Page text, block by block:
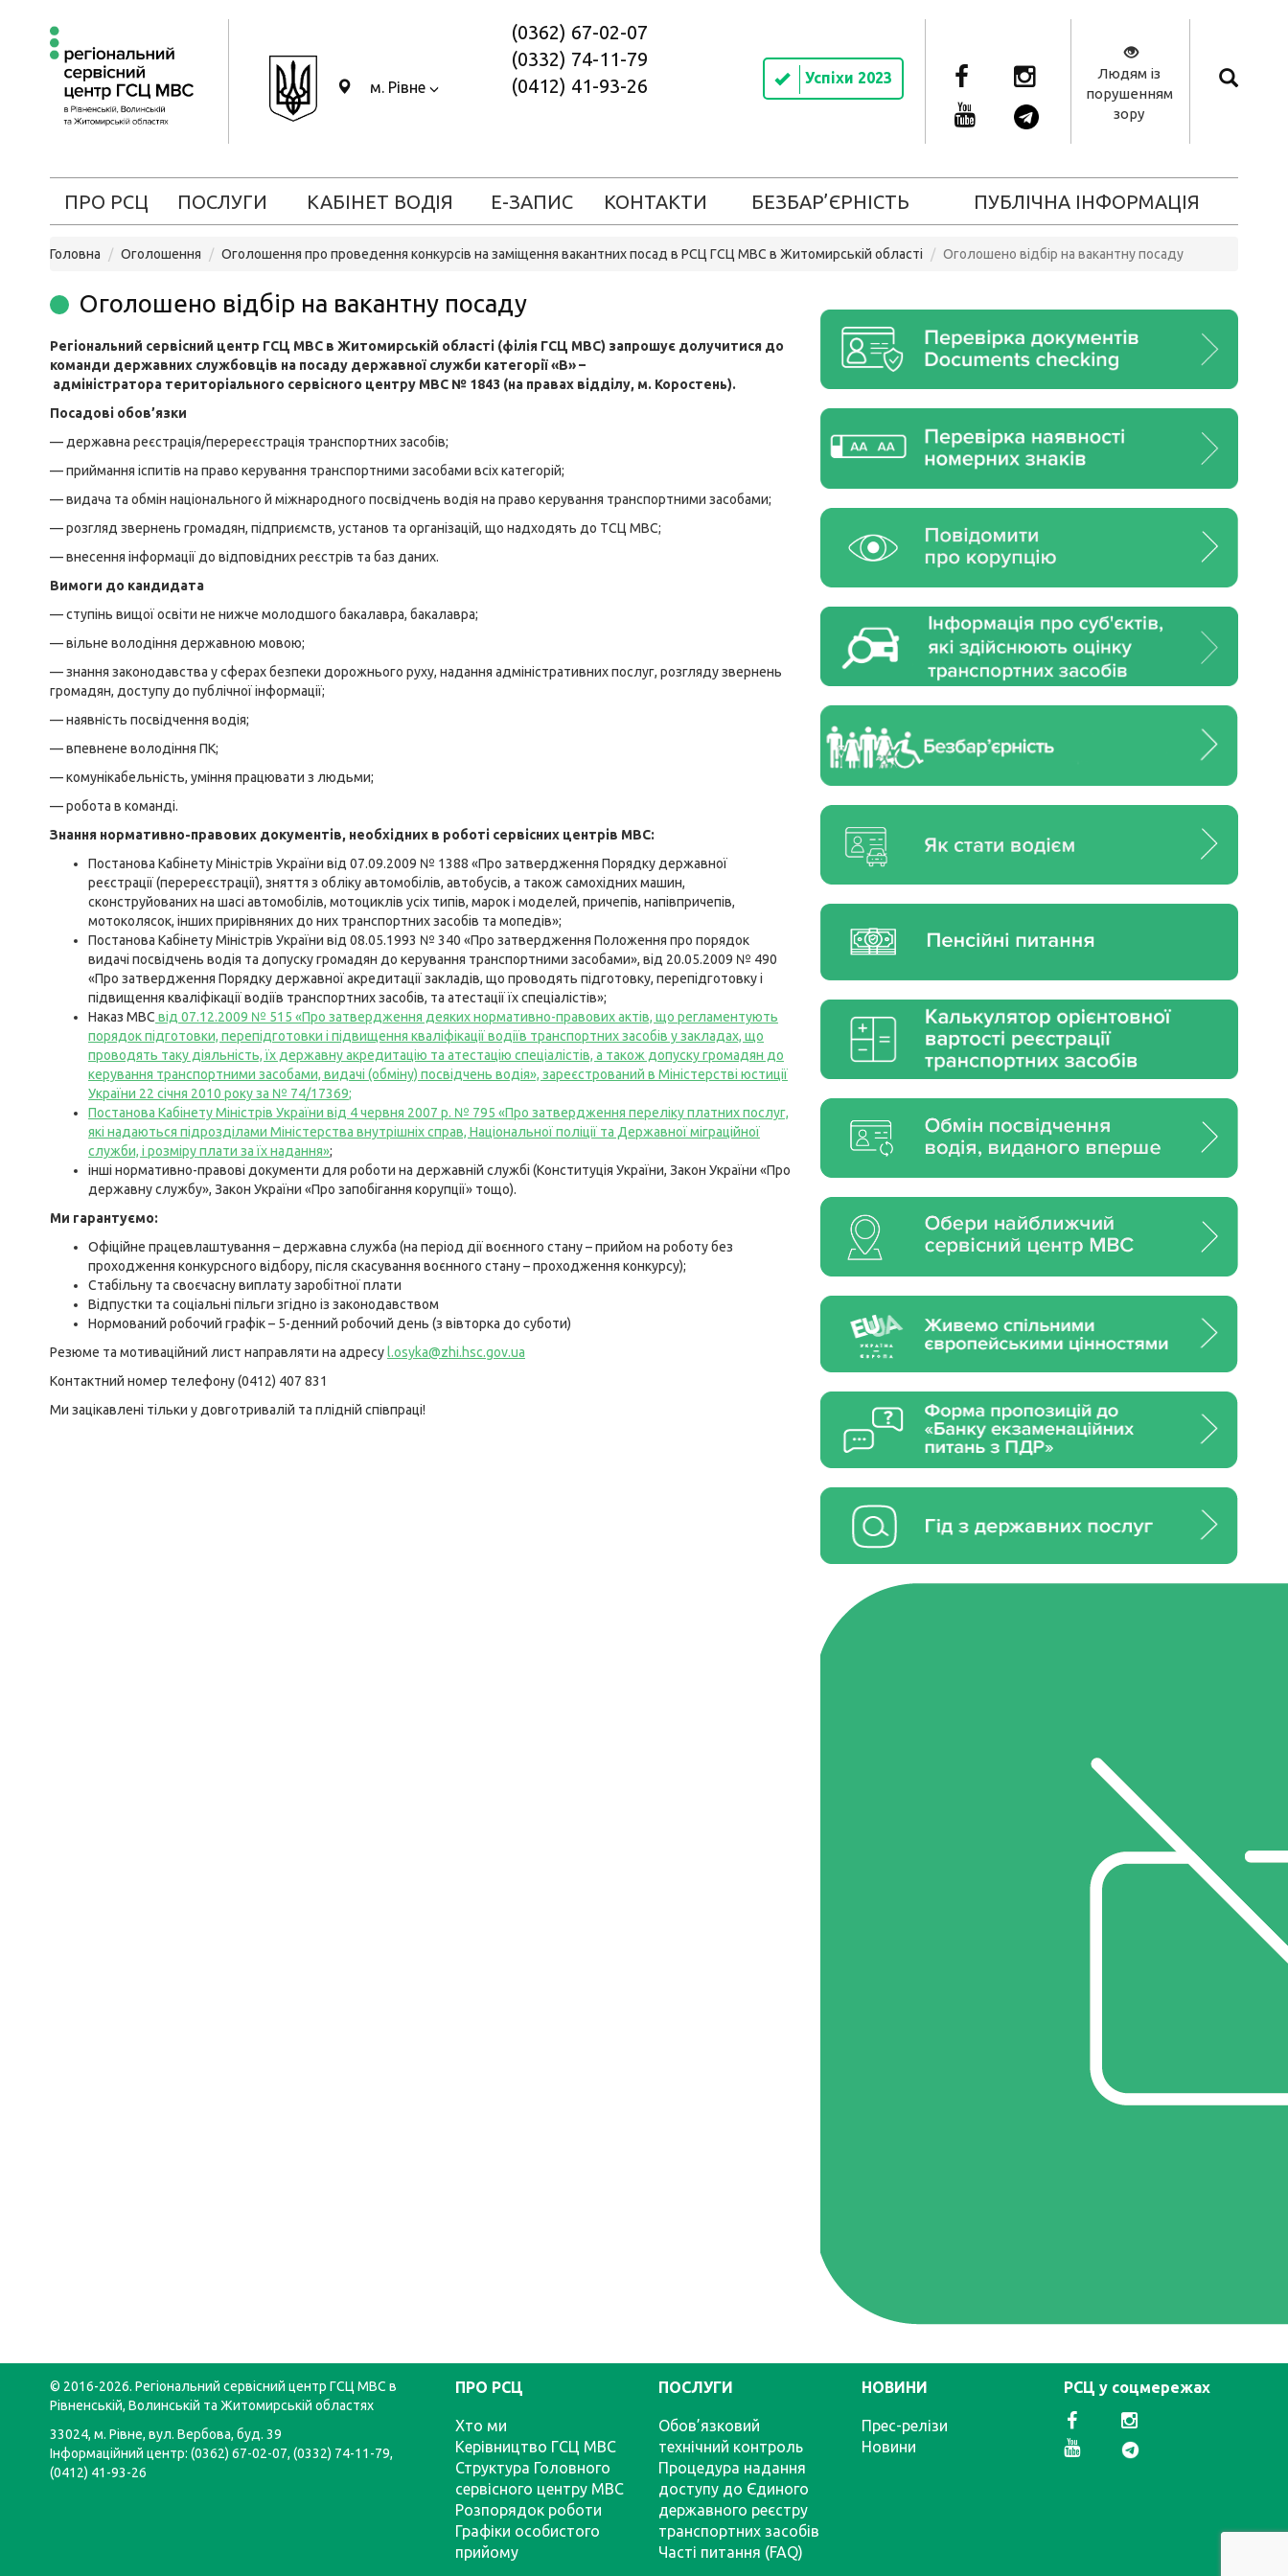
м. Рівне
(0362) 67-02-07
(0332) 74-11-79
(0412) 41-93-26
Успіхи 2023
Людям із
порушенням
зору
ПРО РСЦ ПОСЛУГИ КАБІНЕТ ВОДІЯ Е-ЗАПИС КОНТАКТИ БЕЗБАР’ЄРНІСТЬ ПУБЛІЧНА ІНФОРМАЦІЯ
Головна Оголошення Оголошення про проведення конкурсів на заміщення вакантних посад в РСЦ ГСЦ МВС в Житомирській області Оголошено відбір на вакантну посаду
Оголошено відбір на вакантну посаду
Регіональний сервісний центр ГСЦ МВС в Житомирській області (філія ГСЦ МВС) запрошує долучитися до
команди державних службовців на посаду державної служби категорії «В» –
адміністратора територіального сервісного центру МВС № 1843 (на правах відділу, м. Коростень).
Посадові обов’язки
— державна реєстрація/перереєстрація транспортних засобів;
— приймання іспитів на право керування транспортними засобами всіх категорій;
— видача та обмін національного й міжнародного посвідчень водія на право керування транспортними засобами;
— розгляд звернень громадян, підприємств, установ та організацій, що надходять до ТСЦ МВС;
— внесення інформації до відповідних реєстрів та баз даних.
Вимоги до кандидата
— ступінь вищої освіти не нижче молодшого бакалавра, бакалавра;
— вільне володіння державною мовою;
— знання законодавства у сферах безпеки дорожнього руху, надання адміністративних послуг, розгляду звернень
громадян, доступу до публічної інформації;
— наявність посвідчення водія;
— впевнене володіння ПК;
— комунікабельність, уміння працювати з людьми;
— робота в команді.
Знання нормативно-правових документів, необхідних в роботі сервісних центрів МВС:
Постанова Кабінету Міністрів України від 07.09.2009 № 1388 «Про затвердження Порядку державної
реєстрації (перереєстрації), зняття з обліку автомобілів, автобусів, а також самохідних машин,
сконструйованих на шасі автомобілів, мотоциклів усіх типів, марок і моделей, причепів, напівпричепів,
мотоколясок, інших прирівняних до них транспортних засобів та мопедів»;
Постанова Кабінету Міністрів України від 08.05.1993 № 340 «Про затвердження Положення про порядок
видачі посвідчень водія та допуску громадян до керування транспортними засобами», від 20.05.2009 № 490
«Про затвердження Порядку державної акредитації закладів, що проводять підготовку, перепідготовку і
підвищення кваліфікації водіїв транспортних засобів, та атестації їх спеціалістів»;
Наказ МВС від 07.12.2009 № 515 «Про затвердження деяких нормативно-правових актів, що регламентують
порядок підготовки, перепідготовки і підвищення кваліфікації водіїв транспортних засобів у закладах, що
проводять таку діяльність, їх державну акредитацію та атестацію спеціалістів, а також допуску громадян до
керування транспортними засобами, видачі (обміну) посвідчень водія», зареєстрований в Міністерстві юстиції
України 22 січня 2010 року за № 74/17369;
Постанова Кабінету Міністрів України від 4 червня 2007 р. № 795 «Про затвердження переліку платних послуг,
які надаються підрозділами Міністерства внутрішніх справ, Національної поліції та Державної міграційної
служби, і розміру плати за їх надання»;
інші нормативно-правові документи для роботи на державній службі (Конституція України, Закон України «Про
державну службу», Закон України «Про запобігання корупції» тощо).
Ми гарантуємо:
Офіційне працевлаштування – державна служба (на період дії воєнного стану – прийом на роботу без
проходження конкурсного відбору, після скасування воєнного стану – проходження конкурсу);
Стабільну та своєчасну виплату заробітної плати
Відпустки та соціальні пільги згідно із законодавством
Нормований робочий графік – 5-денний робочий день (з вівторка до суботи)
Резюме та мотиваційний лист направляти на адресу l.osyka@zhi.hsc.gov.ua
Контактний номер телефону (0412) 407 831
Ми зацікавлені тільки у довготривалій та плідній співпраці!
© 2016-2026. Регіональний сервісний центр ГСЦ МВС в
Рівненській, Волинській та Житомирській областях
33024, м. Рівне, вул. Вербова, буд. 39
Інформаційний центр: (0362) 67-02-07, (0332) 74-11-79,
(0412) 41-93-26
ПРО РСЦ
Хто ми
Керівництво ГСЦ МВС
Структура Головного
сервісного центру МВС
Розпорядок роботи
Графіки особистого
прийому
ПОСЛУГИ
Обов’язковий
технічний контроль
Процедура надання
доступу до Єдиного
державного реєстру
транспортних засобів
Часті питання (FAQ)
НОВИНИ
Прес-релізи
Новини
РСЦ у соцмережах